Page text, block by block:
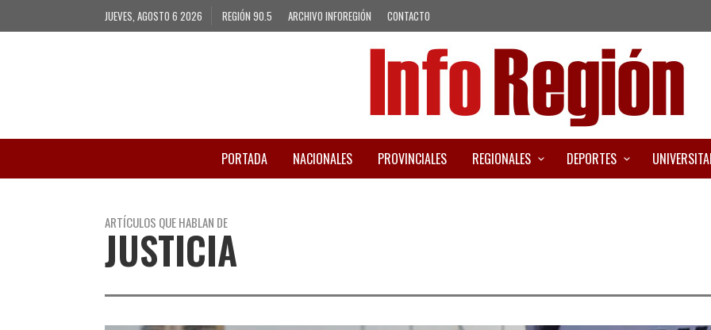
JUEVES, AGOSTO 6 2026 REGIÓN 90.5 ARCHIVO INFOREGIÓN CONTACTO
PORTADA NACIONALES PROVINCIALES REGIONALES DEPORTES
ARTÍCULOS QUE HABLAN DE
JUSTICIA